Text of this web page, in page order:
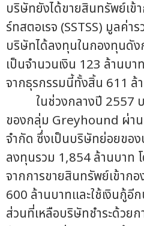
บริษัทยังได้ขายสินทรัพย์เข้
ร์ทสตอเรจ (SSTSS) มูลค่า
บริษัทได้ลงทุนในกองทุนดัง
เป็นจำนวนเงิน 123 ล้านบ
จากธุรกรรมนี้ทั้งสิ้น 611 ล้
ในช่วงกลางปี 2557 บ
ของกลุ่ม Greyhound ผ่า
จำกัด ซึ่งเป็นบริษัทย่อยขอ
ลงทุนรวม 1,854 ล้านบาท
จากการขายสินทรัพย์เข้าก
600 ล้านบาทและใช้เงินกู้อี
ส่วนที่เหลือบริษัทชำระด้วย